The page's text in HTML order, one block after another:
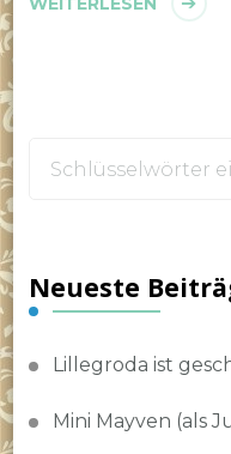
Neueste
Lillegroda ist
Mini Mayven (als